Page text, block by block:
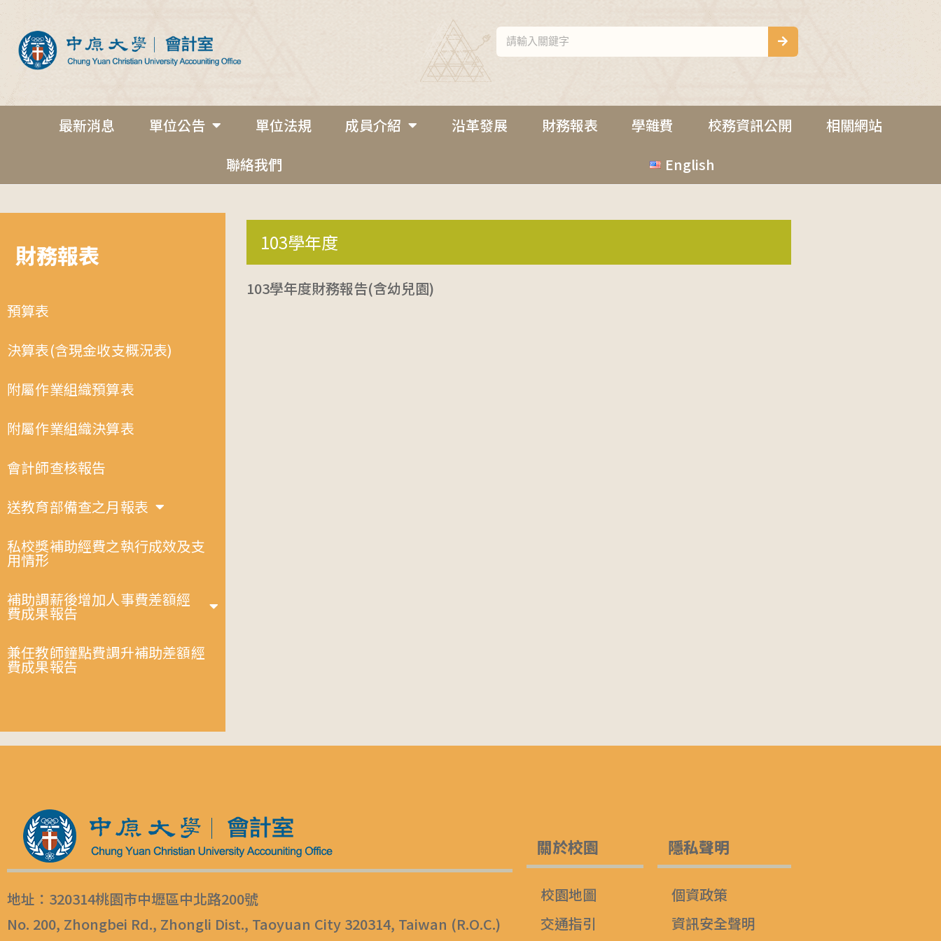
最新消息 單位公告 單位法規 成員介紹 沿革發展 財務報表 學雜費 校務資訊公開
相關網站
聯絡我們
English
財務報表
預算表
決算表(含現金收支概況表)
附屬作業組織預算表
附屬作業組織決算表
會計師查核報告
送教育部備查之月報表
私校獎補助經費之執行成效及支
用情形
補助調薪後增加人事費差額經
費成果報告
兼任教師鐘點費調升補助差額經
費成果報告
103學年度
103學年度財務報告(含幼兒園)
地址：320314桃園市中壢區中北路200號
No. 200, Zhongbei Rd., Zhongli Dist., Taoyuan City 320314, Taiwan (R.O.C.)
關於校園
校園地圖
交通指引
隱私聲明
個資政策
資訊安全聲明